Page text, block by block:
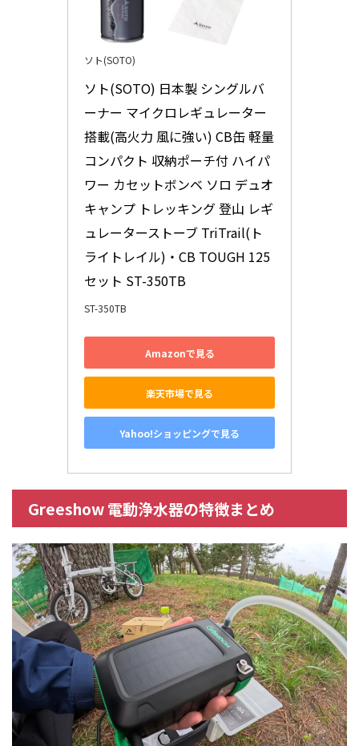
ソト(SOTO)
ソト(SOTO) 日本製 シングルバ
ーナー マイクロレギュレーター
搭載(高火力 風に強い) CB缶 軽量
コンパクト 収納ポーチ付 ハイパ
ワー カセットボンベ ソロ デュオ
キャンプ トレッキング 登山 レギ
ュレーターストーブ TriTrail(ト
ライトレイル)・CB TOUGH 125
セット ST-350TB
ST-350TB
Amazonで見る
楽天市場で見る
Yahoo!ショッピングで見る
Greeshow 電動浄水器の特徴まとめ